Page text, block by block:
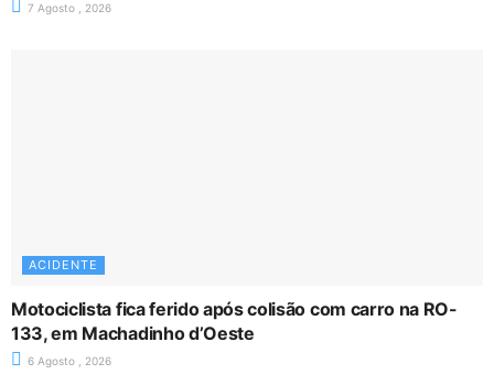
7 Agosto , 2026
ACIDENTE
Motociclista fica ferido após colisão com carro na RO-
133, em Machadinho d’Oeste
6 Agosto , 2026